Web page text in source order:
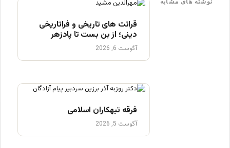
قرائت های تاریخی و فراتاریخی
دینی؛ از بن بست تا پادزهر
آگوست 6, 2026
فرقه تبهکاران اسلامی
آگوست 5, 2026